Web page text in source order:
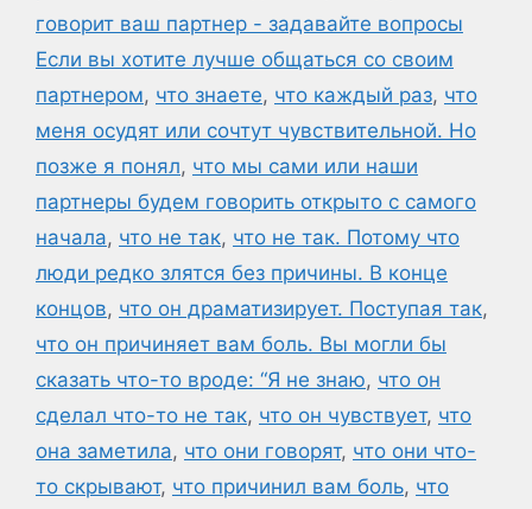
говорит ваш партнер - задавайте вопросы
Если вы хотите лучше общаться со своим
партнером, что знаете, что каждый раз, что
меня осудят или сочтут чувствительной. Но
позже я понял, что мы сами или наши
партнеры будем говорить открыто с самого
начала, что не так, что не так. Потому что
люди редко злятся без причины. В конце
концов, что он драматизирует. Поступая так,
что он причиняет вам боль. Вы могли бы
сказать что-то вроде: “Я не знаю, что он
сделал что-то не так, что он чувствует, что
она заметила, что они говорят, что они что-
то скрывают, что причинил вам боль, что